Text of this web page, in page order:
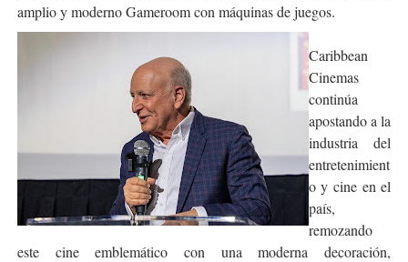
amplio y moderno Gameroom con máquinas de juegos.
Caribbean
Cinemas
continúa
apostando a la
industria del
entretenimient
o y cine en el
país,
remozando
este cine emblemático con una moderna decoración,